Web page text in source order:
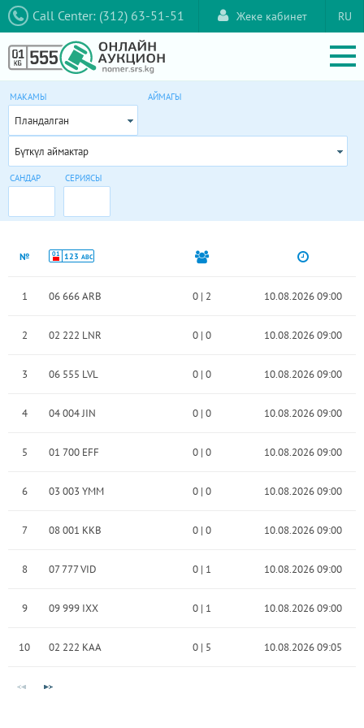
Call Center: (312) 63-51-51 RU
Жеке кабинет
МАКАМЫ
Пландалган
АЙМАГЫ
Бүткүл аймактар
САНДАР СЕРИЯСЫ
№ 01 123 ABC
1 06 666 ARB 0| 2 10.08.2026 09:00
2 02 222 LNR 0| 0 10.08.2026 09:00
3 06 555 LVL 0| 0 10.08.2026 09:00
4 04 004 JIN 0| 0 10.08.2026 09:00
5 01 700 EFF 0| 0 10.08.2026 09:00
6 03 003 YMM 0| 0 10.08.2026 09:00
7 08 001 KKB 0| 0 10.08.2026 09:00
8 07 777 VID 0| 1 10.08.2026 09:00
9 09 999 IXX 0| 1 10.08.2026 09:00
10 02 222 KAA 0| 5 10.08.2026 09:05